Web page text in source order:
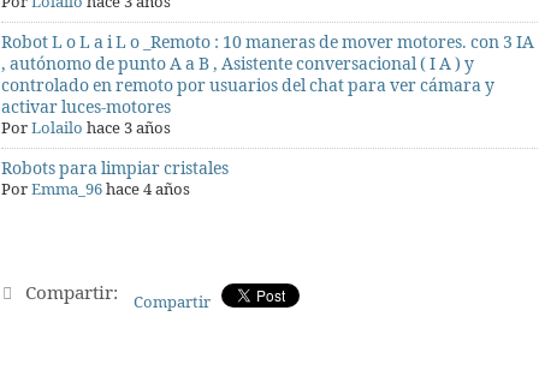
Robot L o L a i L o _Remoto : 10 maneras de mover motores. con 3 IA
, autónomo de punto A a B , Asistente conversacional ( I A ) y
controlado en remoto por usuarios del chat para ver cámara y
activar luces-motores
PorLolailo hace 3 años
Robots para limpiar cristales
PorEmma_96hace 4 años
Compartir: Compartir